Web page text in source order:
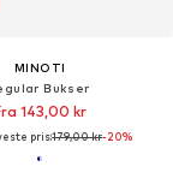
MINOTI
Bukser
143,00 kr
pris:179,00 kr-20%